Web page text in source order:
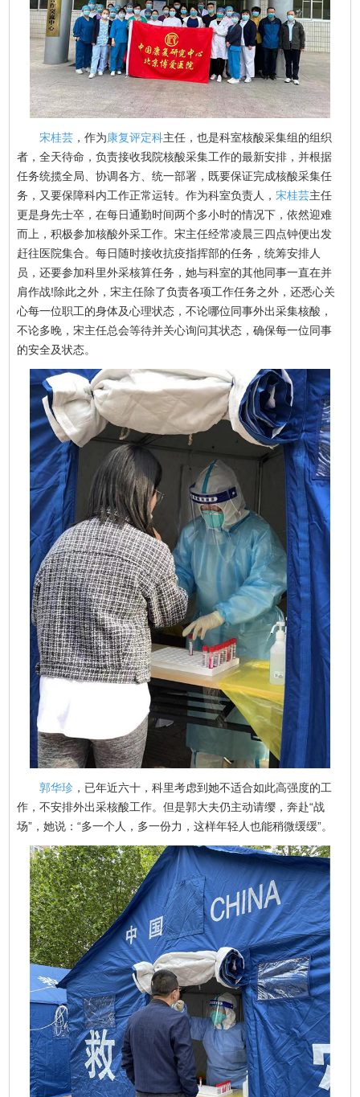
宋桂芸 ，作为康复评定科主任，也是科室核酸采集组的组织
者，全天待命，负责接收我院核酸采集工作的最新安排，并根据
任务统揽全局、协调各方、统一部署，既要保证完成核酸采集任
务，又要保障科内工作正常运转。作为科室负责人，宋桂芸主任
更是身先士卒，在每日通勤时间两个多小时的情况下，依然迎难
而上，积极参加核酸外采工作。宋主任经常凌晨三四点钟便出发
赶往医院集合。每日随时接收抗疫指挥部的任务，统筹安排人
员，还要参加科里外采核算任务，她与科室的其他同事一直在并
肩作战!除此之外，宋主任除了负责各项工作任务之外，还悉心关
心每一位职工的身体及心理状态，不论哪位同事外出采集核酸，
不论多晚，宋主任总会等待并关心询问其状态，确保每一位同事
的安全及状态。
郭华珍 ，已年近六十，科里考虑到她不适合如此高强度的工
作，不安排外出采核酸工作。但是郭大夫仍主动请缨，奔赴“战
场”，她说：“多一个人，多一份力，这样年轻人也能稍微缓缓”。